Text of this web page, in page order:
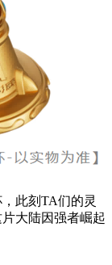
此刻TA们的灵
大陆因强者崛起